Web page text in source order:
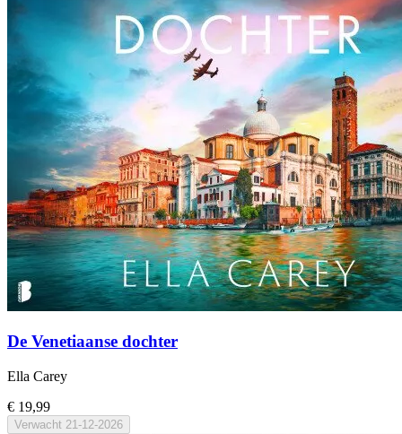
De Venetiaanse dochter
Ella Carey
€ 19,99
Verwacht 21-12-2026